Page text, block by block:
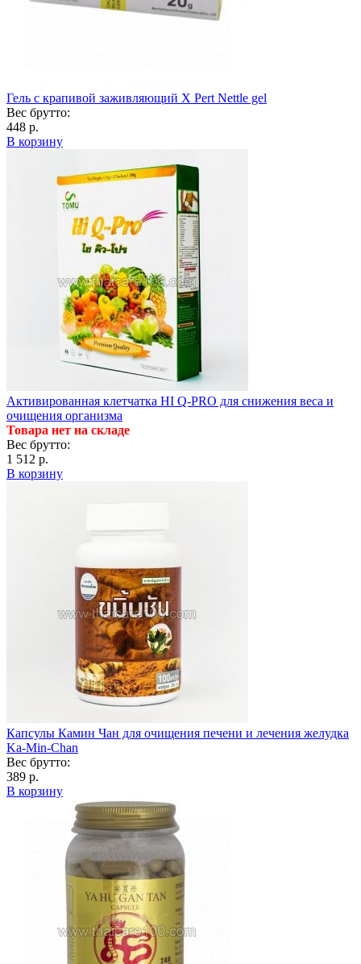
Гель с крапивой заживляющий X Pert Nettle gel
Вес брутто:
448 р.
В корзину
Активированная клетчатка HI Q-PRO для снижения веса и
очищения организма
Товара нет на складе
Вес брутто:
1 512 р.
В корзину
Капсулы Камин Чан для очищения печени и лечения желудка
Ka-Min-Chan
Вес брутто:
389 р.
В корзину